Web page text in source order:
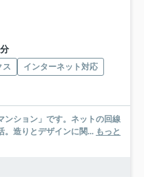
ス
インターネット対応
ンション」です。ネットの回線
。造りとデザインに関... もっと